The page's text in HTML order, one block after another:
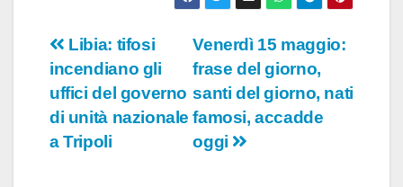
Navigazione
articoli
Venerdì 15 maggio:
frase del giorno,
santi del giorno, nati
famosi, accadde
oggi
Libia: tifosi
incendiano gli
uffici del governo
di unità nazionale
a Tripoli